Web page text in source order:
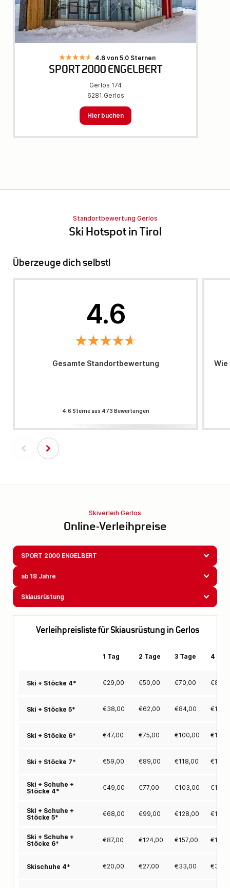
4.6 von 5.0 Sternen
SPORT 2000 ENGELBERT
Gerlos 174
6281 Gerlos
Hier buchen
Standortbewertung Gerlos
Ski Hotspot in Tirol
Überzeuge dich selbst!
4.6
Gesamte Standortbewertung
4.6 Sterne aus 473 Bewertungen
Wie
Skiverleih Gerlos
Online-Verleihpreise
SPORT 2000 ENGELBERT
ab 18 Jahre
Skiausrüstung
Verleihpreisliste für Skiausrüstung in Gerlos
1 Tag 2 Tage 3 Tage 4
Ski + Stöcke 4* €29,00 €50,00 €70,00 €
Ski + Stöcke 5* €38,00 €62,00 €84,00 €
Ski + Stöcke 6* €47,00 €75,00 €100,00 €
Ski + Stöcke 7* €59,00 €89,00 €118,00 €
Ski + Schuhe +
Stöcke 4*
€49,00 €77,00 €103,00 €
Ski + Schuhe +
Stöcke 5*
€68,00 €99,00 €128,00 €
Ski + Schuhe +
Stöcke 6*
€87,00 €124,00 €157,00 €
Skischuhe 4* €20,00 €27,00 €33,00 €